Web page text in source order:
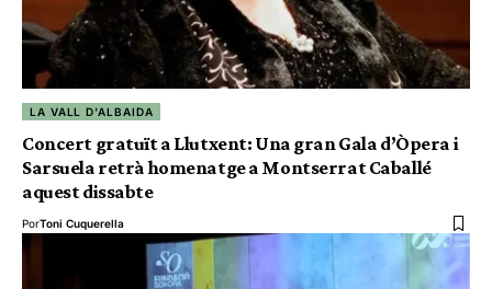
LA VALL D'ALBAIDA
Concert gratuït a Llutxent: Una gran Gala d’Òpera i
Sarsuela retrà homenatge a Montserrat Caballé
aquest dissabte
PorToni Cuquerella